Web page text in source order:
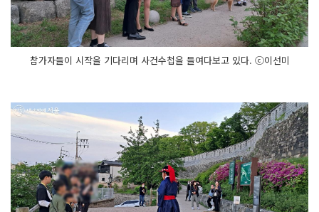
참가자들이 시작을 기다리며 사건수첩을 들여다보고 있다. ⓒ이선미